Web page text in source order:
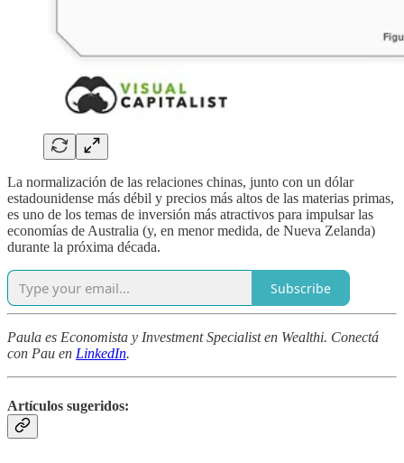
La normalización de las relaciones chinas, junto con un dólar
estadounidense más débil y precios más altos de las materias primas,
es uno de los temas de inversión más atractivos para impulsar las
economías de Australia (y, en menor medida, de Nueva Zelanda)
durante la próxima década.
Subscribe
Paula es Economista y Investment Specialist en Wealthi. Conectá
con Pau en LinkedIn.
Artículos sugeridos: